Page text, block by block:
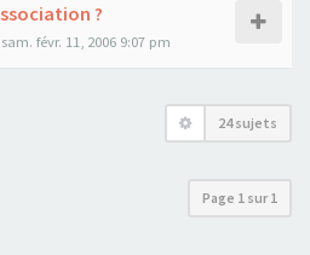
?
févr. 11, 2006 9:07 pm
24 sujets
Page 1 sur1